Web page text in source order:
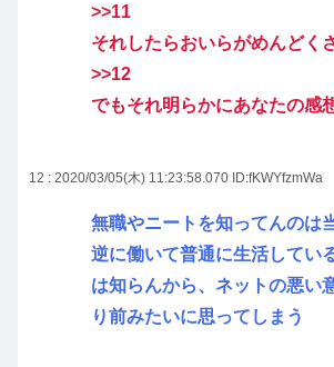
>>11
それしたらおいらがめんどく
>>12
でもそれ明らかにあなたの感
12 : 2020/03/05(木) 11:23:58.070 ID:fKWYfzmWa
無職やニートを知ってんのは
逆に働いて普通に生活してい
は知らんから、ネットの悪い
り前みたいに思ってしまう